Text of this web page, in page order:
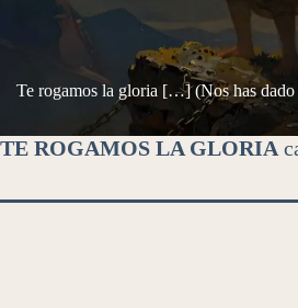
Te rogamos la gloria […] (Nos has
TE ROGAMOS LA GLORIA